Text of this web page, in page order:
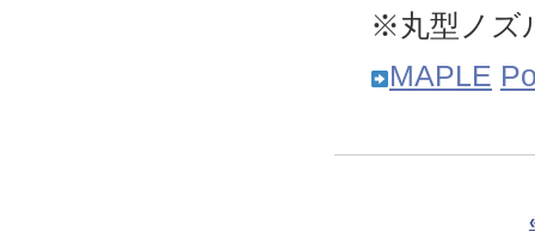
※丸型ノズ
MAPLE